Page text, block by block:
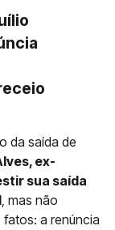
da saída de
ex-
sua saída
, mas não
a renúncia